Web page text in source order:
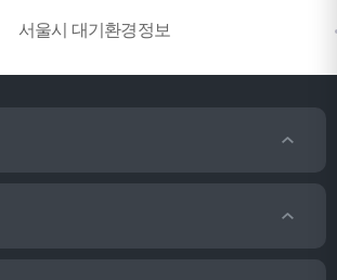
서울시 대기환경정보